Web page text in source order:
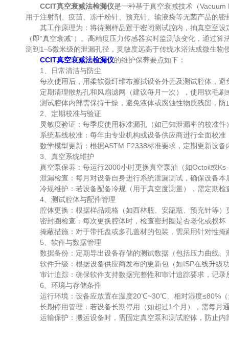
CCIT真空衰减法检漏仪是一种基于真空衰减技术（
用于注射剂、疫苗、冻干粉针、预充针、输液袋等无菌产品的密
其工作原理为：将待测样品置于密闭测试腔内，抽真空至设
（即“真空衰减”）。高精度压力传感器实时监测该变化，通过
测到1–5微米级的泄漏孔径，灵敏度远高于传统水浴法或微生物
CCIT真空衰减法检漏仪的维护保养要点如下：
1、日常清洁与防尘
每次使用后，用柔软微纤维布擦拭设备外壳及测试腔体，避
定期清理散热孔和风扇滤网（建议每月一次），使用软毛刷
测试腔体内部需保持干燥，避免液体或腐蚀性物质残留，防
2、定期校准与验证
灵敏度验证：每季度使用标准漏孔（如已知泄漏率的校准件
系统基线校准：每年由专业机构或设备供应商进行全面校准
数学模型更新：根据ASTM F2338标准要求，定期更新设备
3、真空系统维护
真空泵保养：每运行2000小时更换真空泵油（如Octoil或Ks-
泄漏检查：每月对设备自身进行系统泄漏测试，确保设备本
冷规维护：若设备配备冷规（用于真空度测量），需定期检
4、测试腔体与配件管理
腔体更换：根据样品规格（如西林瓶、安瓿瓶、预充针等）
密封圈检查：每次更换腔体时，检查密封圈是否老化或损坏
掩蔽措施：对于带托盘或多孔盖材的包装，需采用针对性掩
5、软件与数据管理
数据备份：定期导出设备存储的测试数据（包括压力曲线、
软件升级：根据设备供应商发布的更新包（如ISP在线升级
审计追踪：确保软件支持数据完整性和审计追踪要求，记录
6、环境与存储条件
运行环境：设备应放置在温度20℃~30℃、相对湿度≤80%（
长期停用管理：若设备长期停用（如超过1个月），需每月
运输保护：搬运设备时，需固定真空泵和测试腔体，防止内